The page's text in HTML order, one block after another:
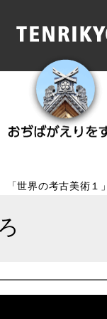
世界の考古美術１」